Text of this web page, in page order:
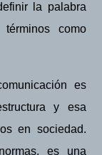
la palabra
como
es
y esa
en sociedad.
es una